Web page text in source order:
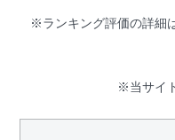
※ランキング評価の詳細
※当サイ